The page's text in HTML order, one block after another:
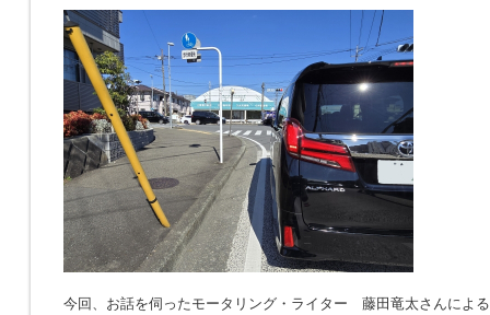
今回、お話を伺ったモータリング・ライター 藤田竜太さんによ